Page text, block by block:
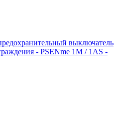
выключатель
- PSENme 1M / 1AS -